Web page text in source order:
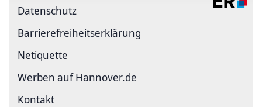
Datenschutz
Barriere­freiheits­erklärung
Netiquette
Werben auf Hannover.de
Kontakt